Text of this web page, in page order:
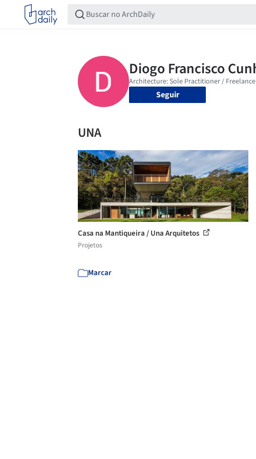
Seguir
UNA
Casa na Mantiqueira / Una Arquitetos
Projetos
Marcar